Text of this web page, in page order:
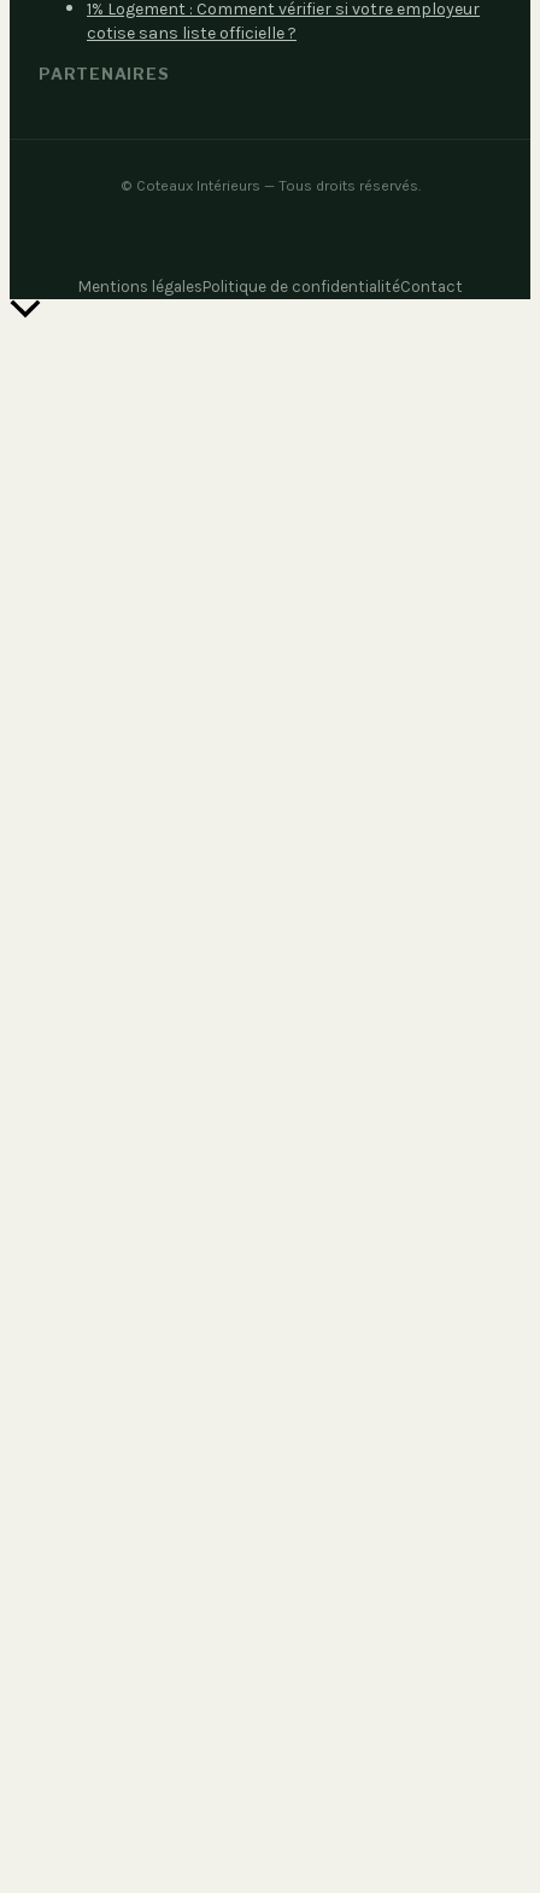
1% Logement : Comment vérifier si votre employeur
cotise sans liste officielle ?
PARTENAIRES
© Coteaux Intérieurs — Tous droits réservés.
Mentions légalesPolitique de confidentialitéContact